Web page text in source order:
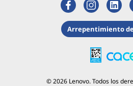
Arrepentimiento
© 2026 Lenovo. Todos los